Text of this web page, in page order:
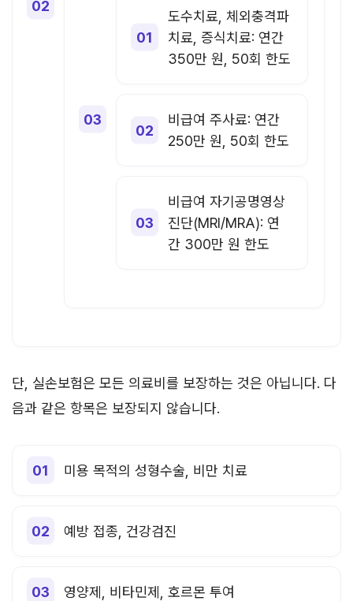
도수치료, 체외충격파
치료, 증식치료: 연간
350만 원, 50회 한도
비급여 주사료: 연간
250만 원, 50회 한도
비급여 자기공명영상
진단(MRI/MRA): 연
간 300만 원 한도
단, 실손보험은 모든 의료비를 보장하는 것은 아닙니다. 다
음과 같은 항목은 보장되지 않습니다.
미용 목적의 성형수술, 비만 치료
예방 접종, 건강검진
영양제, 비타민제, 호르몬 투여